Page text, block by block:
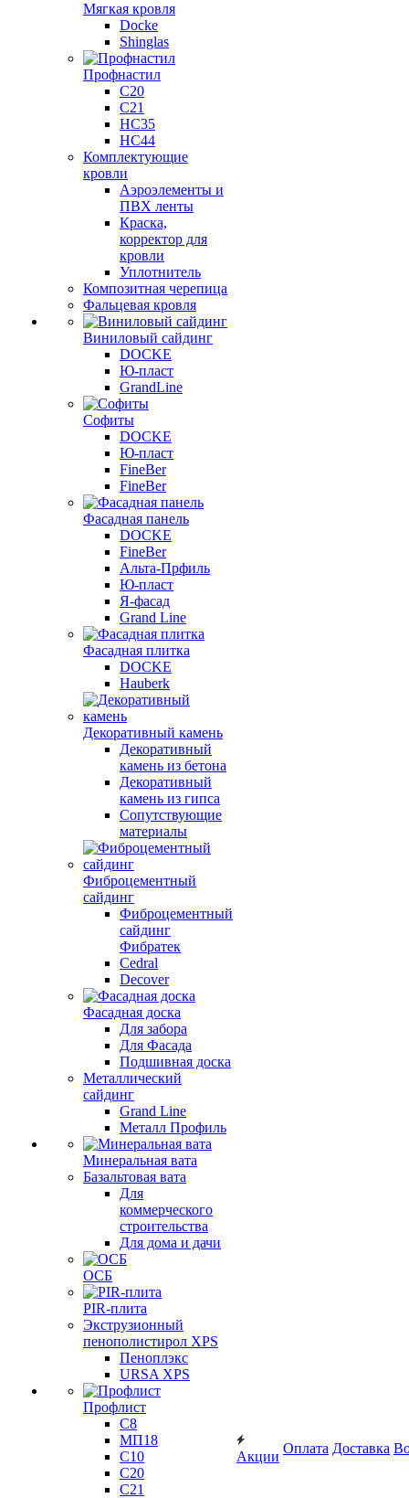
Мягкая кровля
Docke
Shinglas
Профнастил
C20
C21
НС35
НС44
Комплектующие
кровли
Аэроэлементы и
ПВХ ленты
Краска,
корректор для
кровли
Уплотнитель
Композитная черепица
Фальцевая кровля
Виниловый сайдинг
DOCKE
Ю-пласт
GrandLine
Софиты
DOCKE
Ю-пласт
FineBer
FineBer
Фасадная панель
DOCKE
FineBer
Альта-Прфиль
Ю-пласт
Я-фасад
Grand Line
Фасадная плитка
DOCKE
Hauberk
Декоративный камень
Декоративный
камень из бетона
Декоративный
камень из гипса
Сопутствующие
материалы
Фиброцементный
сайдинг
Фиброцементный
сайдинг
Фибратек
Cedral
Decover
Фасадная доска
Для забора
Для Фасада
Подшивная доска
Металлический
сайдинг
Grand Line
Металл Профиль
Минеральная вата
Базальтовая вата
Для
коммерческого
строительства
Для дома и дачи
ОСБ
PIR-плита
Экструзионный
пенополистирол XPS
Пеноплэкс
URSA XPS
Профлист
С8
МП18
С10
С20
С21
Акции
Оплата Доставка